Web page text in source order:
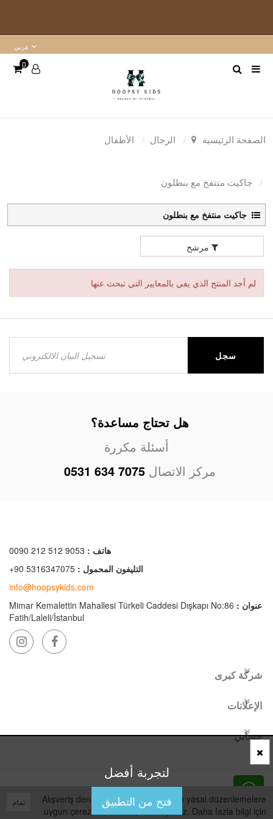
عربي
0
الصفحة الرئيسية الرجال الأطفال
جاكيت منتفخ مع بنطلون
جاكيت منتفخ مع بنطلون
مرشح
لم أجد المنتج الذي يفي بالمعايير التي تبحث عنها
سجل
هل تحتاج مساعدة؟
أسئلة مكررة
مركز الاتصال 0531 634 7075
هاتف : 0090 212 512 9053
التليفون المحمول : +90 5316347075
info@hoopsykids.com
عنوان : Mimar Kemalettin Mahallesi Türkeli Caddesi Dışkapı No:86
Fatih/Laleli/İstanbul
شركة كبرى
الإعلانات
حسابي
تمام
Alışveriş deneyiminizi iyileştirmek için yasal düzenlemelere
uygun çerezler (cookies) kullanıyoruz. Daha fazla bilgi için
لتجربة أفضل
فتح من التطبيق